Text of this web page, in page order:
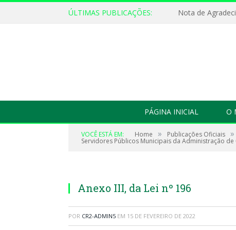
ÚLTIMAS PUBLICAÇÕES: Nota de
PÁGINA INICIAL O
VOCÊ ESTÁ EM: Home » Publicações Oficiais »
Servidores Públicos Municipais da Administração
Anexo III, da Lei nº 196
POR CR2-ADMIN5 EM 15 DE FEVEREIRO DE 2022